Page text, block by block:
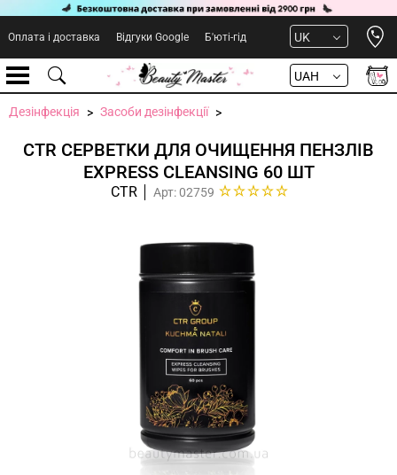
Оплата і доставка Відгуки Google Б'юті-гід UK
UAH
Дезінфекція Засоби дезінфекції
CTR СЕРВЕТКИ ДЛЯ ОЧИЩЕННЯ ПЕНЗЛІВ
EXPRESS CLEANSING 60 ШТ
CTR Арт: 02759